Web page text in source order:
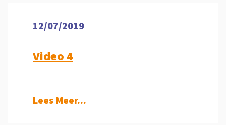
12/07/2019
Video 4
Lees Meer...